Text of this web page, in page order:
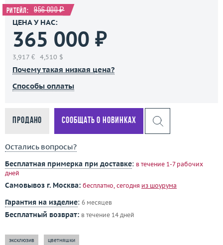
Ритейл: 956 000 ₽
ЦЕНА У НАС:
365 000 ₽
3,917 € 4,510 $
Почему такая низкая цена?
Способы оплаты
Продано Сообщать о новинках
Остались вопросы?
Бесплатная примерка при доставке: в течение 1-7 рабочих
дней
Самовывоз г. Москва: бесплатно, сегодня из шоурума
Гарантия на изделие: 6 месяцев
Бесплатный возврат: в течение 14 дней
эксклюзив цветняшки